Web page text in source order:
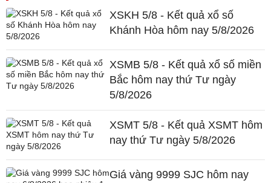
XSKH 5/8 - Kết quả xổ số
Khánh Hòa hôm nay 5/8/2026
XSMB 5/8 - Kết quả xổ số miền
Bắc hôm nay thứ Tư ngày
5/8/2026
XSMT 5/8 - Kết quả XSMT hôm
nay thứ Tư ngày 5/8/2026
Giá vàng 9999 SJC hôm nay